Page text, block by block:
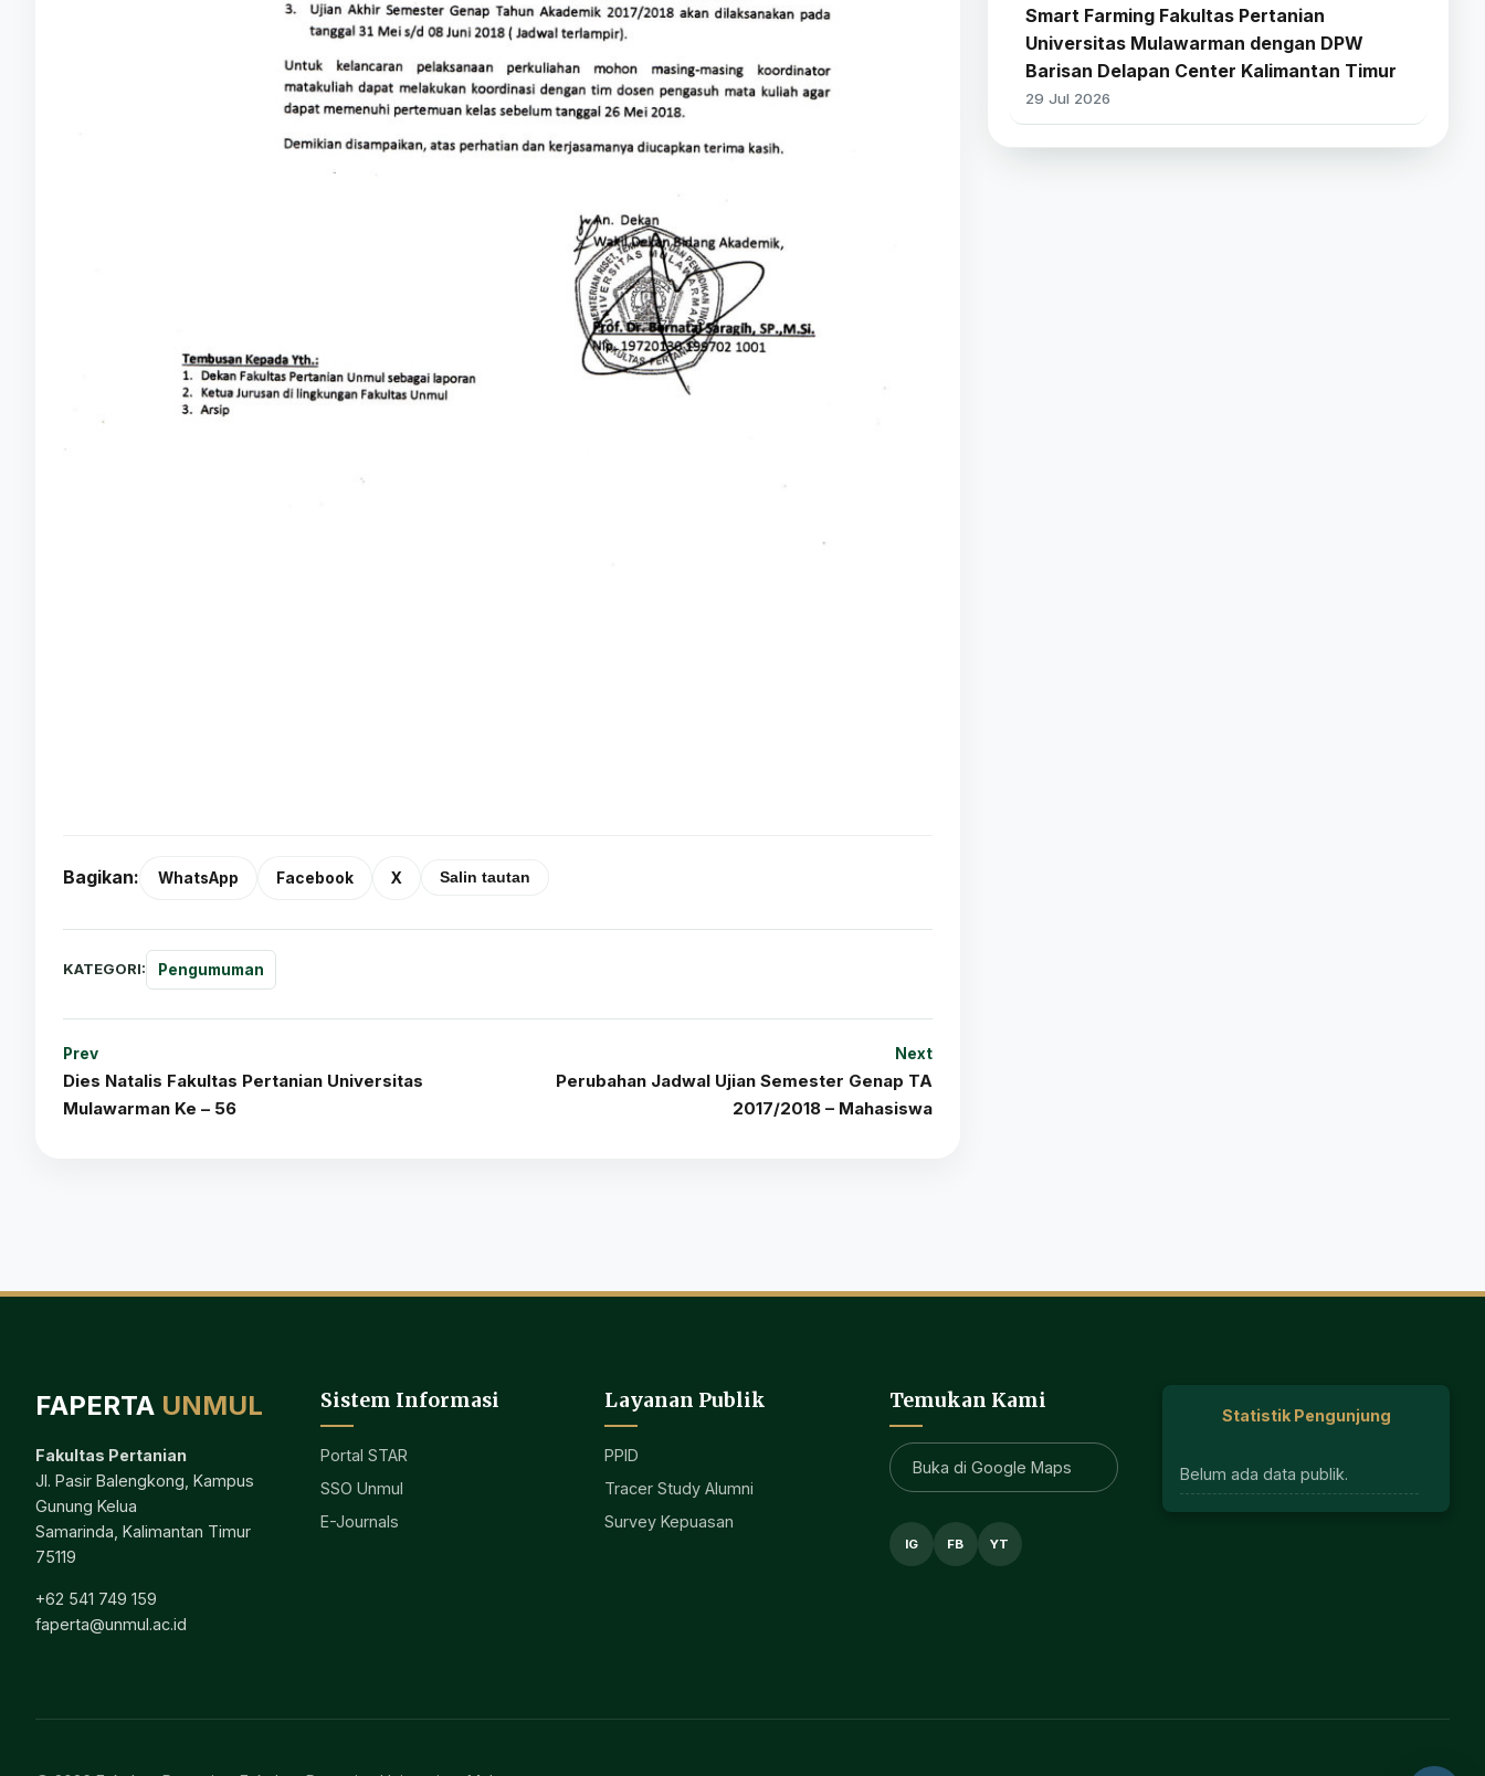
Bagikan: WhatsApp Facebook X Salin tautan
KATEGORI: Pengumuman
Prev
Dies Natalis Fakultas Pertanian Universitas
Mulawarman Ke – 56
Next
Perubahan Jadwal Ujian Semester Genap TA
2017/2018 – Mahasiswa
Smart Farming Fakultas Pertanian
Universitas Mulawarman dengan DPW
Barisan Delapan Center Kalimantan Timur
29 Jul 2026
FAPERTA UNMUL
Fakultas Pertanian
Jl. Pasir Balengkong, Kampus
Gunung Kelua
Samarinda, Kalimantan Timur
75119
+62 541 749 159
faperta@unmul.ac.id
Sistem Informasi
Portal STAR
SSO Unmul
E-Journals
Layanan Publik
PPID
Tracer Study Alumni
Survey Kepuasan
Temukan Kami
Buka di Google Maps
IG FB YT
Statistik Pengunjung
Belum ada data publik.